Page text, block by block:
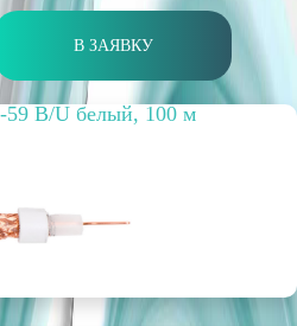
В ЗАЯВКУ
59 B/U белый, 100 м